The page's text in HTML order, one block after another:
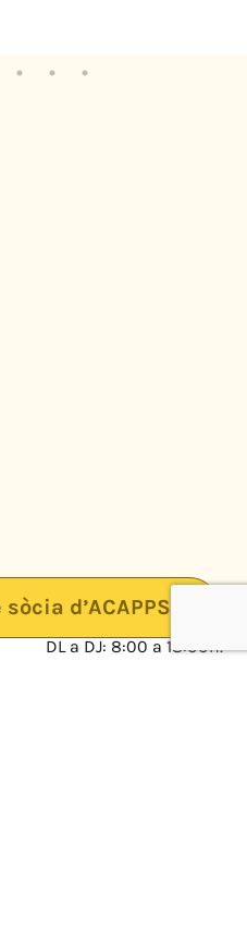
sòcia d’ACAPPS
DL a DJ: 8:00 a 18:00h.